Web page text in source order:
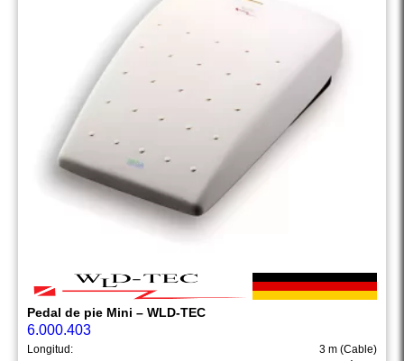
Pedal de pie Mini – WLD-TEC
6.000.403
Longitud:
3 m (Cable)